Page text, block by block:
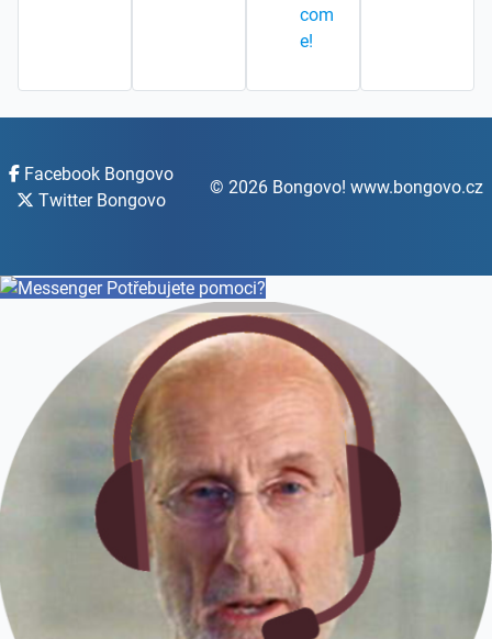
com
e!
Facebook Bongovo
Twitter Bongovo
© 2026 Bongovo! www.bongovo.cz
Potřebujete pomoci?